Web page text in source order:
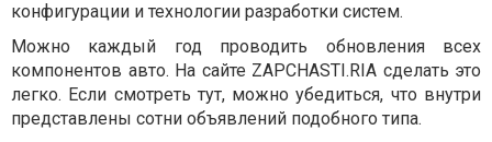
конфигурации и технологии разработки систем.
Можно каждый год проводить обновления всех
компонентов авто. На сайте ZAPCHASTI.RIA сделать это
легко. Если смотреть тут, можно убедиться, что внутри
представлены сотни объявлений подобного типа.